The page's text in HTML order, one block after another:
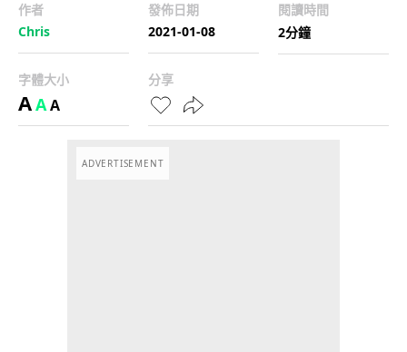
作者
Chris
發佈日期
2021-01-08
閱讀時間
2分鐘
字體大小
AAA
分享
ADVERTISEMENT